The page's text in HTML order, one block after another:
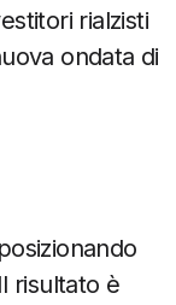
rialzisti
ondata di
risultato è